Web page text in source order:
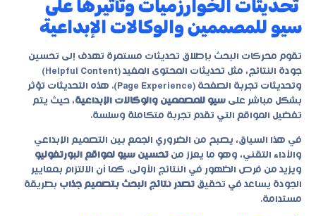
تحديثات الخوارزميات وتأثيرها على
سيو للمصممين والوكالات الإبداعية
تقوم محركات البحث بإطلاق تحديثات مستمرة تهدف إلى تحسين
جودة النتائج، مثل تحديثات المحتوى المفيد (Helpful Content)
وتحديثات تجربة الصفحة (Page Experience). هذه التحديثات تؤثر
بشكل مباشر على سيو للمصممين والوكالات الإبداعية، حيث يتم
تفضيل المواقع التي تقدم تجربة متكاملة وسلسة.
في هذا السياق، يصبح من الضروري الجمع بين التصميم الإبداعي
والأداء التقني، وهو ما يعزز من تحسين سيو لمواقع البورتفوليو
ويزيد من فرص الظهور في النتائج الأولى. كما أن الالتزام بمعايير
الجودة يساعد في تحقيق تصدر نتائج البحث بتصميم جذاب بطريقة
مستدامة.